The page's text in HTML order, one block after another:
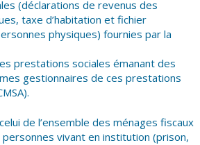
(déclarations de revenus des
taxe d’habitation et fichier
physiques) fournies par la
prestations sociales émanant des
gestionnaires de ces prestations
de l’ensemble des ménages fiscaux
vivant en institution (prison,